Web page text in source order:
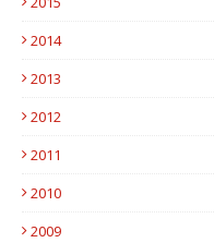
2014
2013
2012
2011
2010
2009